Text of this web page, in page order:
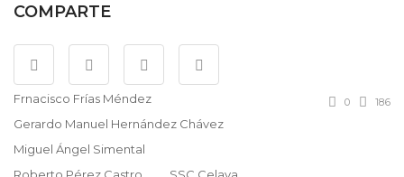
COMPARTE
Frnacisco Frías Méndez
Gerardo Manuel Hernández Chávez
Miguel Ángel Simental
0 186